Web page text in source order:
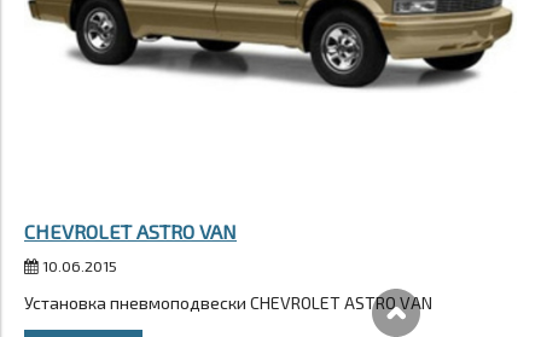
CHEVROLET ASTRO VAN
10.06.2015
Установка пневмоподвески CHEVROLET ASTRO VAN